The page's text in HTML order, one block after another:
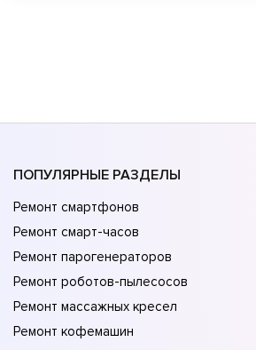
ПОПУЛЯРНЫЕ РАЗДЕЛЫ
Ремонт смартфонов
Ремонт смарт-часов
Ремонт парогенераторов
Ремонт роботов-пылесосов
Ремонт массажных кресел
Ремонт кофемашин